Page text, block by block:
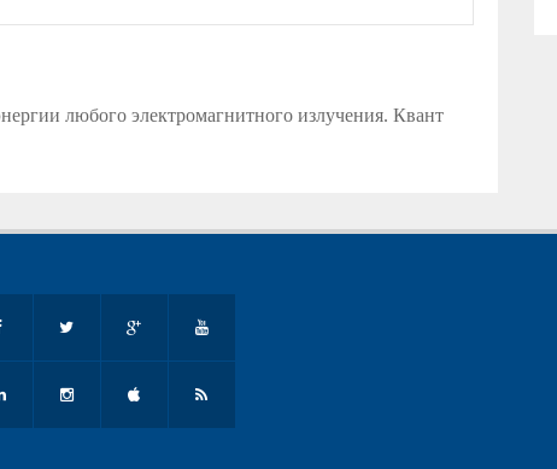
любого электромагнитного излучения. Квант